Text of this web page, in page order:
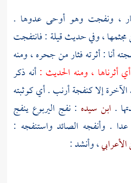
، ونفجت وهو أوحى عدوها .
مجثمها ، وفي حديثقيلة : فانتفجت
أنا : أثرته فثار من جحره ، ومنه
أثرناها ، ومنه الحديث :أنه ذكر
الآخرة إلا كنفجة أرنب . أي كوثبته
. ابن سيده : نفج اليربوع ينفج
. وأنفجه الصائد واستنفجه :
، وأنشد :